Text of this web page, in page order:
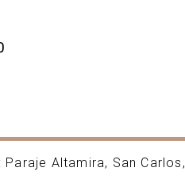
Paraje Altamira, San